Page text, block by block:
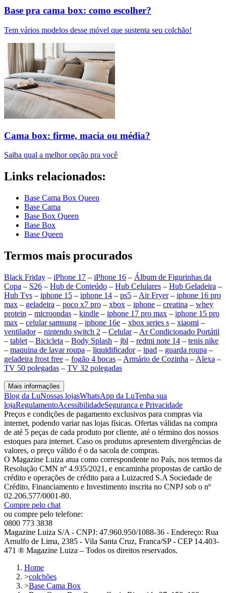
Base pra cama box: como escolher?
Tem vários modelos desse móvel que sustenta seu colchão!
Cama box: firme, macia ou média?
Saiba qual a melhor opção pra você
Links relacionados:
Base Cama Box Queen
Base Cama
Base Box Queen
Base Box
Base Queen
Termos mais procurados
Black Friday – iPhone 17 – iPhone 16 – Álbum de Figurinhas da
Copa – S26 – Hub de Conteúdo – Hub Celulares – Hub Geladeira –
Hub Tvs – iphone 15 – iphone 14 – ps5 – Air Fryer– iphone 16 pro
max – geladeira – poco x7 pro – xbox – iphone – creatina – whey
protein – microondas – kindle – iphone 17 pro max – iphone 15 pro
max – celular samsung – iphone 16e – xbox series s – xiaomi –
ventilador– nintendo switch 2 – Celular– Ar Condicionado Portátil
– tablet – Bicicleta – Body Splash – jbl – redmi note 14 – tenis nike
– maquina de lavar roupa – liquidificador– ipad – guarda roupa –
geladeira frost free – fogão 4 bocas – Armário de Cozinha – Alexa –
TV 50 polegadas – TV 32 polegadas
Mais informações
Blog da LuNossas lojasWhatsApp da LuTenha sua
lojaRegulamentoAcessibilidadeSegurança e Privacidade
Preços e condições de pagamento exclusivos para compras via
internet, podendo variar nas lojas físicas. Ofertas válidas na compra
de até 5 peças de cada produto por cliente, até o término dos nossos
estoques para internet. Caso os produtos apresentem divergências de
valores, o preço válido é o da sacola de compras.
O Magazine Luiza atua como correspondente no País, nos termos da
Resolução CMN nº 4.935/2021, e encaminha propostas de cartão de
crédito e operações de crédito para a Luizacred S.A Sociedade de
Crédito, Financiamento e Investimento inscrita no CNPJ sob o nº
02.206.577/0001-80.
Compre pelo chat
ou compre pelo telefone:
0800 773 3838
Magazine Luiza S/A - CNPJ: 47.960.950/1088-36 - Endereço: Rua
Arnulfo de Lima, 2385 - Vila Santa Cruz, Franca/SP - CEP 14.403-
471 ® Magazine Luiza – Todos os direitos reservados.
Home
>colchões
>Base Cama Box